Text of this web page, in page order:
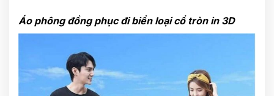
Áo phông đồng phục đi biển loại cổ tròn in 3D